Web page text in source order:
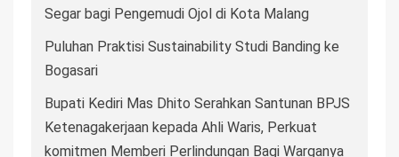
Segar bagi Pengemudi Ojol di Kota Malang
Puluhan Praktisi Sustainability Studi Banding ke
Bogasari
Bupati Kediri Mas Dhito Serahkan Santunan BPJS
Ketenagakerjaan kepada Ahli Waris, Perkuat
komitmen Memberi Perlindungan Bagi Warganya